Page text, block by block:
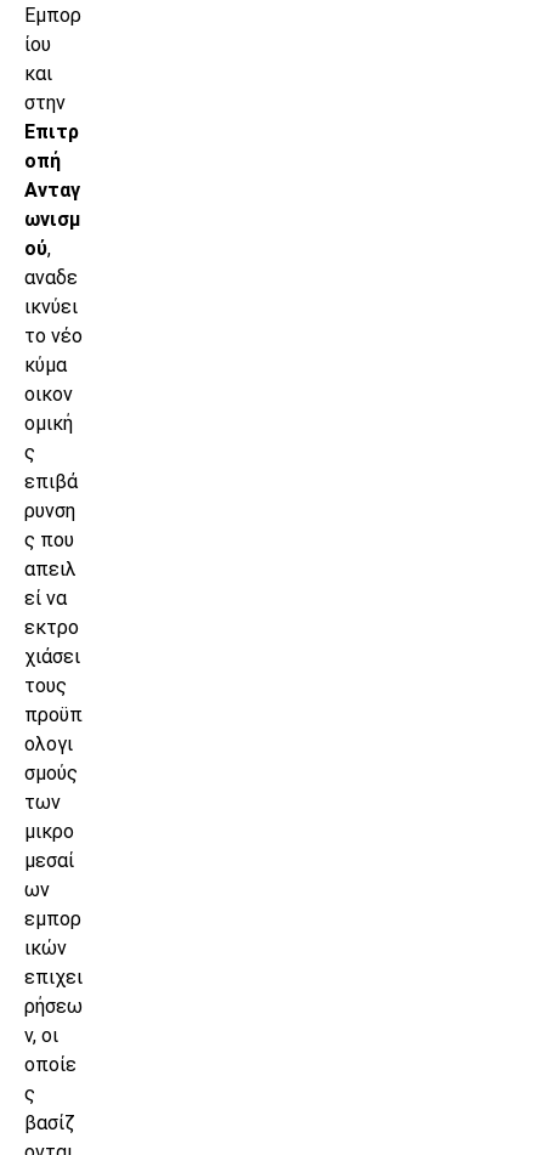
Εμπορ
ίου
και
στην
Επιτρ
οπή
Ανταγ
ωνισμ
ού,
αναδε
ικνύει
το νέο
κύμα
οικον
ομική
ς
επιβά
ρυνση
ς που
απειλ
εί να
εκτρο
χιάσει
τους
προϋπ
ολογι
σμούς
των
μικρο
μεσαί
ων
εμπορ
ικών
επιχει
ρήσεω
ν, οι
οποίε
ς
βασίζ